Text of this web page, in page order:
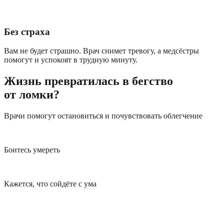
Без страха
Вам не будет страшно. Врач снимет тревогу, а медсёстры
помогут и успокоят в трудную минуту.
Жизнь превратилась в бегство
от ломки?
Врачи помогут остановиться и почувствовать облегчение
Боитесь умереть
Кажется, что сойдёте с ума